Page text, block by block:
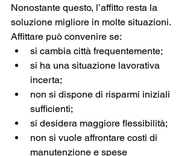
Nonostante questo, l’affitto resta la
soluzione migliore in molte situazioni.
Affittare può convenire se:
si cambia città frequentemente;
si ha una situazione lavorativa
incerta;
non si dispone di risparmi iniziali
sufficienti;
si desidera maggiore flessibilità;
non si vuole affrontare costi di
manutenzione e spese